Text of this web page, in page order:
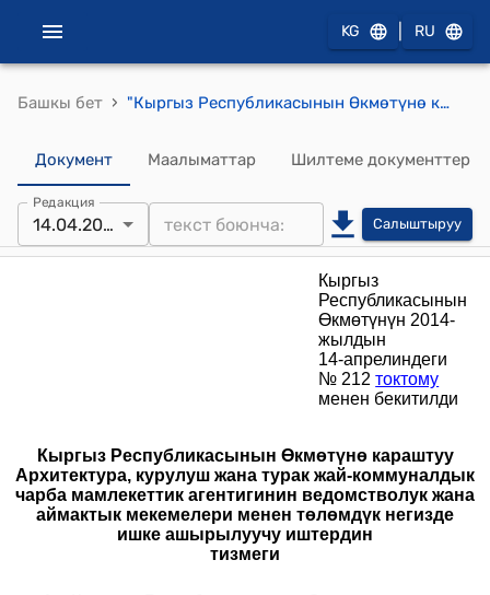
KG RU
Башкы бет › "Кыргыз Республикасынын Өкмөтүнө караштуу Архитектура, курулуш жана турак жай-коммуналдык чарба мамлекеттик агентигинин ведомстволук жана аймактык мекемелери менен төлөмдүк негизде ишке ашырылуучу иштердин тизмеги" (Кыргыз Республикасынын Өкмөтүнүн 2014-жылдын 14-апрелиндеги № 212 токтому менен бекитилди)
Документ Маалыматтар Шилтеме документтер
Редакция
14.04.2014 Салыштыруу